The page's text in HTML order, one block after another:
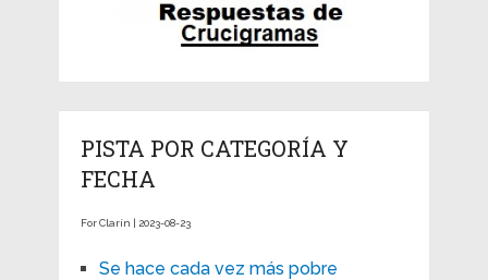
PISTA POR CATEGORÍA Y
FECHA
For Clarín | 2023-08-23
Se hace cada vez más pobre